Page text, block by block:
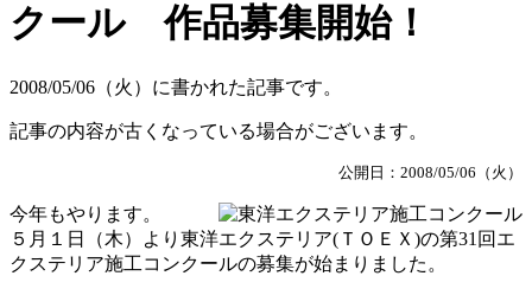
クール 作品募集開始！
2008/05/06（火）に書かれた記事です。
記事の内容が古くなっている場合がございます。
公開日：2008/05/06（火）
今年もやります。
５月１日（木）より東洋エクステリア(ＴＯＥＸ)の第31回エ
クステリア施工コンクールの募集が始まりました。